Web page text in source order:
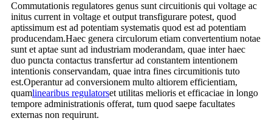
Commutationis regulatores genus sunt circuitionis qui voltage ac
initus current in voltage et output transfigurare potest, quod
aptissimum est ad potentiam systematis quod est ad potentiam
producendam.Haec genera circulorum etiam convertentium notae
sunt et aptae sunt ad industriam moderandam, quae inter haec
duo puncta contactus transfertur ad constantem intentionem
intentionis conservandam, quae intra fines circumitionis tuto
est.Operantur ad conversionem multo altiorem efficientiam,
quamlinearibus regulatorset utilitas melioris et efficaciae in longo
tempore administrationis offerat, tum quod saepe facultates
externas non requirunt.